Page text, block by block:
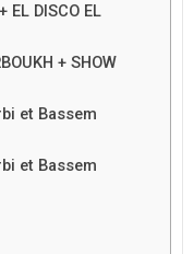
EL DISCO EL
+ SHOW
et Bassem
et Bassem